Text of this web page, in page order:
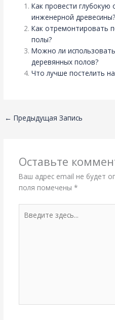
Как провести глубокую
инженерной древесины?
Как отремонтировать
полы?
Можно ли
деревянных полов?
Что лучше постелить
← Предыдущая Запись
Оставьте
Ваш адрес email не будет
поля помечены *
здесь...